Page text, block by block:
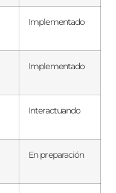
Implementado
Implementado
Interactuando
En preparación